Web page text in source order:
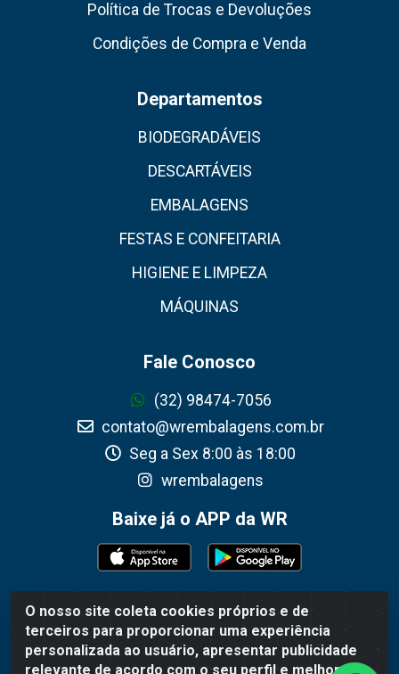
O nosso site coleta cookies próprios e de
terceiros para proporcionar uma experiência
personalizada ao usuário, apresentar publicidade
relevante de acordo com o seu perfil e melhorar a
Política de Trocas e Devoluções
Condições de Compra e Venda
Departamentos
BIODEGRADÁVEIS
DESCARTÁVEIS
EMBALAGENS
FESTAS E CONFEITARIA
HIGIENE E LIMPEZA
MÁQUINAS
Fale Conosco
(32) 98474-7056
contato@wrembalagens.com.br
Seg a Sex 8:00 às 18:00
wrembalagens
Baixe já o APP da WR
WR Embalagens - R. Cel. Teodoro Gomes de Araújo, 1360 -
Grogotó - Barbacena / MG - CEP 36202-628 - CNPJ
02.692.206/0001-55